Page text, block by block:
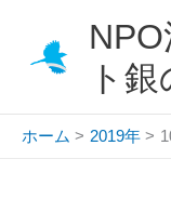
キ
ト
ホーム 2019年